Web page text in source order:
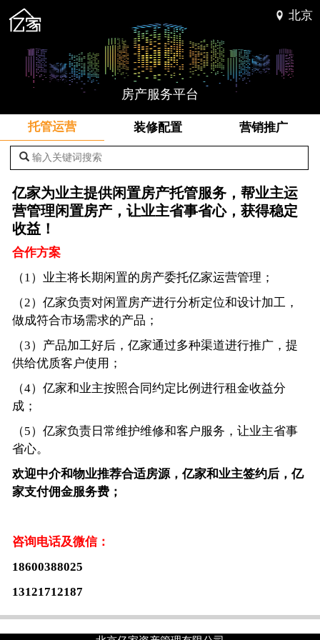
北京
房产服务平台
托管运营 装修配置 营销推广
输入关键词搜索
亿家为业主提供闲置房产托管服务，帮业主运
营管理闲置房产，让业主省事省心，获得稳定
收益！
合作方案
（1）业主将长期闲置的房产委托亿家运营管理；
（2）亿家负责对闲置房产进行分析定位和设计加工，
做成符合市场需求的产品；
（3）产品加工好后，亿家通过多种渠道进行推广，提
供给优质客户使用；
（4）亿家和业主按照合同约定比例进行租金收益分
成；
（5）亿家负责日常维护维修和客户服务，让业主省事
省心。
欢迎中介和物业推荐合适房源，亿家和业主签约后，亿
家支付佣金服务费；
咨询电话及微信：
18600388025
13121712187